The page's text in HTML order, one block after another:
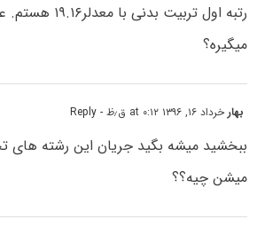
رتبه اول تربیت
میگیره؟
بهارخرداد ۱۶, ۱۳۹۶ at ۰:۱۲ ق٫ظ - Reply
ببخشید میشه بگید جریان این رشته
میشن چیه؟؟